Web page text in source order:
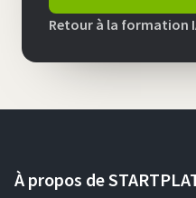
Retour à la formation
À propos de